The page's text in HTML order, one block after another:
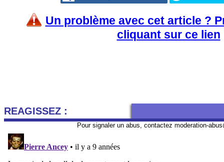
Un problème avec cet article ?
cliquant sur ce lien
REAGISSEZ :
Pour signaler un abus, contactez moderation-